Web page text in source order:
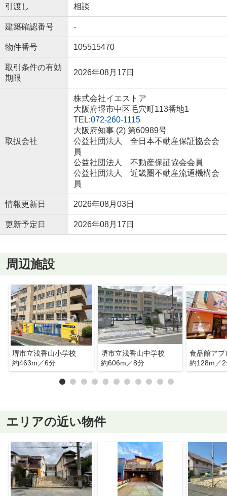
引渡し 相談
建築確認番号 -
物件番号 105515470
取引条件の有効
期限
2026年08月17日
取扱会社
株式会社イエストア
大阪府堺市中区毛穴町113番地1
TEL:072-260-1115
大阪府知事 (2) 第60989号
公益社団法人 全日本不動産保証協会会
員
公益社団法人 不動産保証協会会員
公益社団法人 近畿圏不動産流通機構会
員
情報更新日 2026年08月03日
更新予定日 2026年08月17日
周辺施設
堺市立浅香山小学校
約463m／6分
堺市立浅香山中学校
約606m／8分
食品館アプ
約128m／
エリアの近い物件